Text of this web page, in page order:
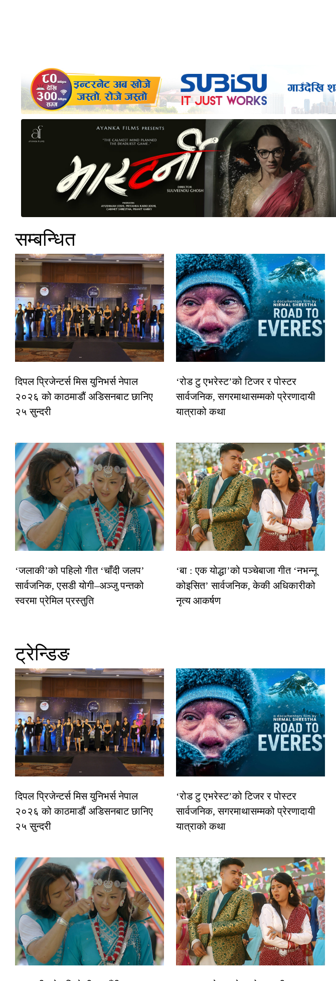
सम्बन्धित
दिपल प्रिजेन्टर्स मिस युनिभर्स नेपाल
२०२६ को काठमाडौं अडिसनबाट छानिए
२५ सुन्दरी
‘रोड टु एभरेस्ट’को टिजर र पोस्टर
सार्वजनिक, सगरमाथासम्मको प्रेरणादायी
यात्राको कथा
‘जलाकी’को पहिलो गीत ‘चाँदी जलप’
सार्वजनिक, एसडी योगी–अञ्जु पन्तको
स्वरमा प्रेमिल प्रस्तुति
‘बा : एक योद्धा’को पञ्चेबाजा गीत ‘नभन्नू
कोइसित’ सार्वजनिक, केकी अधिकारीको
नृत्य आकर्षण
ट्रेन्डिङ
दिपल प्रिजेन्टर्स मिस युनिभर्स नेपाल
२०२६ को काठमाडौं अडिसनबाट छानिए
२५ सुन्दरी
‘रोड टु एभरेस्ट’को टिजर र पोस्टर
सार्वजनिक, सगरमाथासम्मको प्रेरणादायी
यात्राको कथा